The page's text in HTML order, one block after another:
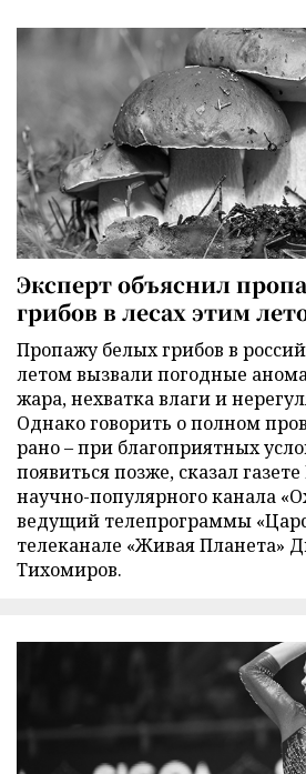
Эксперт объяснил
грибов в лесах этим
Пропажу белых грибов в
летом вызвали погодные
жара, нехватка влаги и
Однако говорить о полном
рано – при благоприятных
появиться позже, сказал
научно-популярного канала
ведущий телепрограммы
телеканале «Живая Планета»
Тихомиров.